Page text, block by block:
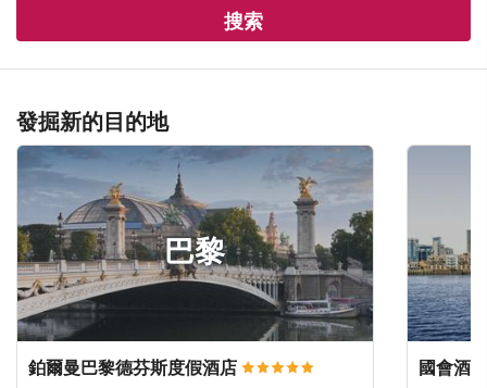
搜索
發掘新的目的地
巴黎
鉑爾曼巴黎德芬斯度假酒店 國會酒